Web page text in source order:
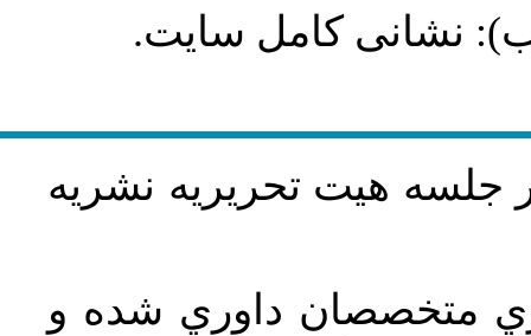
نشانی کامل سایت.
جلسه هيت تحريريه نشريه
متخصصان داوري شده و